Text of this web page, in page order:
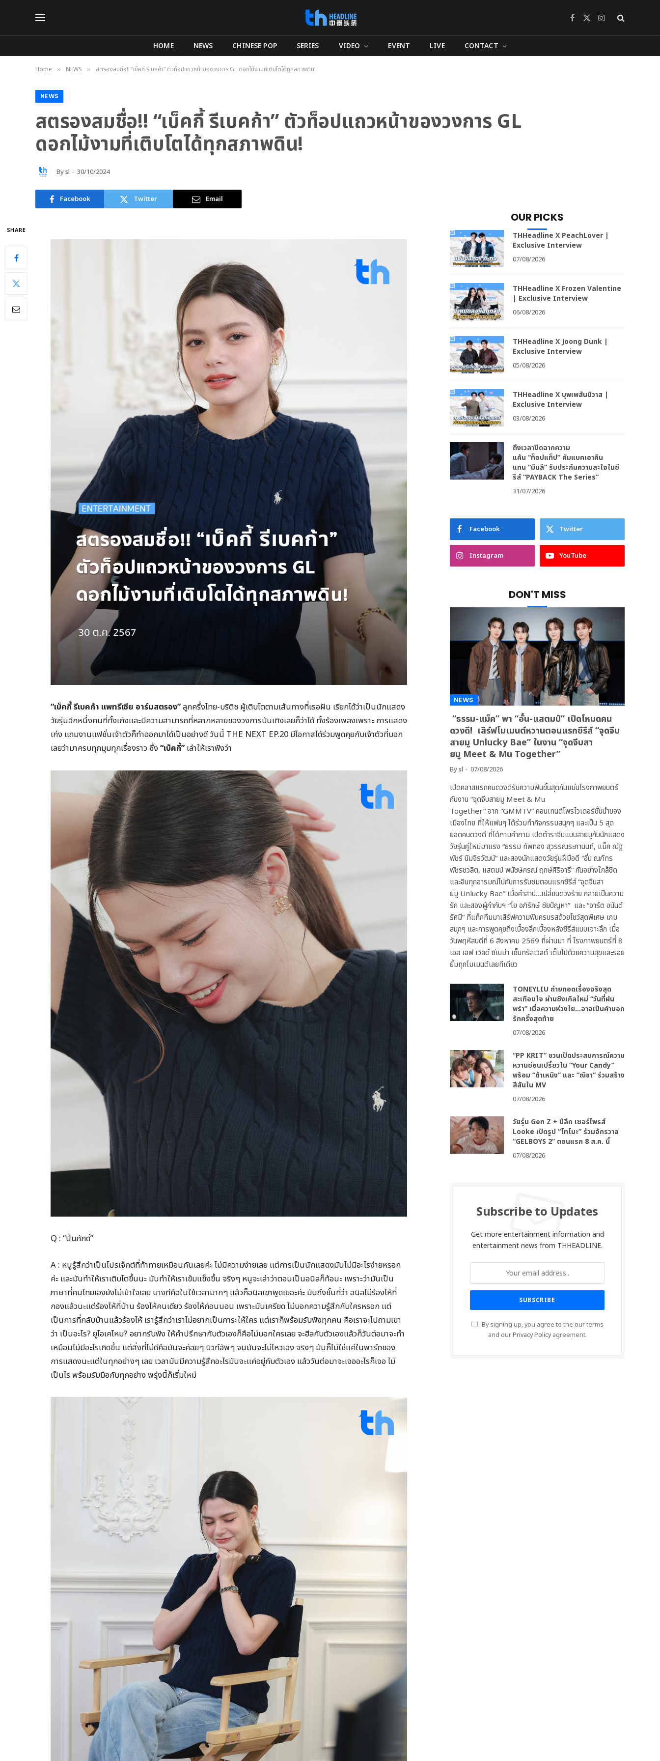
Facebook
X
Instagram
HOME NEWS CHINESE POP SERIES VIDEO EVENT LIVE CONTACT
Home » NEWS » สตรองสมชื่อ!! “เบ็คกี้ รีเบคก้า” ตัวท็อปแถวหน้าของวงการ GL ดอกไม้งามที่เติบโตได้ทุกสภาพดิน!
NEWS
สตรองสมชื่อ!! “เบ็คกี้ รีเบคก้า” ตัวท็อปแถวหน้าของวงการ GL
ดอกไม้งามที่เติบโตได้ทุกสภาพดิน!
Bysl 30/10/2024
Facebook Twitter Email
SHARE
“เบ็คกี้ รีเบคก้า แพทรีเซีย อาร์มสตรอง”ลูกครึ่งไทย-บริติช ผู้เติบโตตามเส้นทางที่เธอฝัน เรียกได้ว่าเป็นนักแสดง
วัยรุ่นอีกหนึ่งคนที่ทั้งเก่งและมีความสามารถที่หลากหลายของวงการบันเทิงเลยก็ว่าได้ ทั้งร้องเพลงเพราะ การแสดง
เก่ง แถมงานแฟชั่นเจ้าตัวก็ทำออกมาได้เป็นอย่างดี วันนี้ THE NEXT EP.20 มีโอกาสได้ร่วมพูดคุยกับเจ้าตัวที่บอก
เลยว่ามาครบทุกมุมทุกเรื่องราว ซึ่ง“เบ็คกี้” เล่าให้เราฟังว่า
Q : “ปิ่นภักดิ์”
A : หนูรู้สึกว่าเป็นโปรเจ็กต์ที่ท้าทายเหมือนกันเลยค่ะ ไม่มีความง่ายเลย แต่การเป็นนักแสดงมันไม่มีอะไรง่ายหรอก
ค่ะ และมันทำให้เราเติบโตขึ้นนะ มันทำให้เราเข้มแข็งขึ้น จริงๆ หนูจะเล่าว่าตอนเป็นอนิลก็ท้อนะ เพราะว่ามันเป็น
ภาษาที่คนไทยเองยังไม่เข้าใจเลย บางทีคือในใช้เวลามากๆ แล้วก็อนิลเขาพูดเยอะค่ะ มันถึงขั้นที่ว่า อนิลไม่ร้องไห้ที่
กองแล้วนะแต่ร้องไห้ที่บ้าน ร้องไห้คนเดียว ร้องไห้ก่อนนอน เพราะมันเครียด ไม่บอกความรู้สึกกับใครหรอก แต่
เป็นการที่กลับบ้านแล้วร้องไห้ เรารู้สึกว่าเราไม่อยากเป็นภาระให้ใคร แต่เราก็พร้อมรับฟังทุกคน คือเราจะไปถามเขา
ว่า เป็นอะไร? ยูโอเคไหม? อยากรับฟัง ให้คำปรึกษากับตัวเองก็คือไม่บอกใครเลย จะฮีลกับตัวเองแล้วก็วันต่อมาจะทำ
เหมือนไม่มีอะไรเกิดขึ้น แต่สิ่งที่ไม่ดีคือมันจะค่อยๆ บิวท์อัพๆ จนมันจะไม่ไหวเอง จริงๆ มันก็ไม่ใช่แค่ในพาร์ทของ
การแสดงนะแต่ในทุกอย่างๆ เลย เวลามันมีความรู้สึกอะไรมันจะแค่อยู่กับตัวเอง แล้ววันต่อมาจะเจออะไรก็เจอ ไม่
เป็นไร พร้อมรับมือกับทุกอย่าง พรุ่งนี้ก็เริ่มใหม่
OUR PICKS
THHeadline X PeachLover |
Exclusive Interview
07/08/2026
THHeadline X Frozen Valentine
| Exclusive Interview
06/08/2026
THHeadline X Joong Dunk |
Exclusive Interview
05/08/2026
THHeadline X บุพเพสันนิวาส |
Exclusive Interview
03/08/2026
ถึงเวลาปิดฉากความ
แค้น “ท็อปแท็ป” คัมแบคเอาคืน
แทน “มินลี” รับประกันความสะใจในซี
รีส์ “PAYBACK The Series”
31/07/2026
Facebook Twitter
Instagram YouTube
DON'T MISS
NEWS
“ธรรม-แม็ค” พา “อั๋น-แสตมป์” เปิดโหมดคน
ดวงดี! เสิร์ฟโมเมนต์หวานตอนแรกซีรีส์ “จุดจีบ
สายมู Unlucky Bae” ในงาน “จุดจีบสา
ยมู Meet & Mu Together”
Bysl 07/08/2026
เปิดคลาสแรกคนดวงดีรับความฟินขั้นสุดกันแน่นโรงภาพยนตร์
กับงาน “จุดจีบสายมู Meet & Mu
Together” จาก “GMMTV” คอนเทนต์โพรไวเดอร์ชั้นนำของ
เมืองไทย ที่ให้แฟนๆ ได้ร่วมทำกิจกรรมสนุกๆ และเป็น 5 สุด
ยอดคนดวงดี ที่ได้ถามคำถาม เปิดตำราจีบแบบสายมูกับนักแสดง
วัยรุ่นคู่ใหม่มาแรง “ธรรม ทัพทอง สุวรรณระกานนท์, แม็ค ณัฐ
พัชร์ นิมจิรวัฒน์” และสองนักแสดงวัยรุ่นฝีมือดี “อั๋น ณภัทร
พัชรชวลิต, แสตมป์ พนัชษ์กรณ์ ฤกษ์ศิริอารี” กันอย่างใกล้ชิด
และอินทุกอารมณ์ไปกับการรับชมตอนแรกซีรีส์ “จุดจีบสา
ยมู Unlucky Bae” เมื่อคำสาป…เปลี่ยนดวงร้าย กลายเป็นความ
รัก และสองผู้กำกับฯ “โย อภิรักษ์ ชัยปัญหา” และ “อาร์ต อนันต์
รัศมี” ที่แท็กทีมมาเสิร์ฟความฟินครบรสด้วยโชว์สุดพิเศษ เกม
สนุกๆ และการพูดคุยถึงเบื้องลึกเบื้องหลังซีรีส์แบบเจาะลึก เมื่อ
วันพฤหัสบดีที่ 6 สิงหาคม 2569 ที่ผ่านมา ที่ โรงภาพยนตร์ที่ 8
เอส เอฟ เวิลด์ ซีเนม่า เซ็นทรัลเวิลด์ เต็มไปด้วยความสุขและรอย
ยิ้มทุกโมเมนต์เลยทีเดียว
TONEYLIU ถ่ายทอดเรื่องจริงสุด
สะเทือนใจ ผ่านซิงเกิลใหม่ “วันที่ฝน
พรำ” เมื่อความห่วงใย…อาจเป็นคำบอก
รักครั้งสุดท้าย
07/08/2026
“PP KRIT” ชวนเปิดประสบการณ์ความ
หวานซ่อนเปรี้ยวใน “Your Candy”
พร้อม “ต้าเหนิง” และ “ณิชา” ร่วมสร้าง
สีสันใน MV
07/08/2026
วัยรุ่น Gen Z + ปีลึก เซอร์ไพรส์
Looke เปิดรูป “โทโมะ” ร่วมจักรวาล
“GELBOYS 2” ตอนแรก 8 ส.ค. นี้
07/08/2026
Subscribe to Updates
Get more entertainment information and
entertainment news from THHEADLINE.
By signing up, you agree to the our terms
and ourPrivacy Policyagreement.